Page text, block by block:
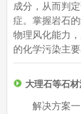
成分，从而判
症。掌握岩石
物理风化能力
的化学污染主
大理石等石
解决方案